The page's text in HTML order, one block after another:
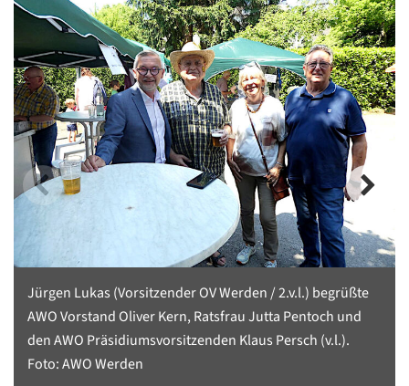
Jürgen Lukas (Vorsitzender OV Werden / 2.v.l.) begrüßte
AWO Vorstand Oliver Kern, Ratsfrau Jutta Pentoch und
den AWO Präsidiumsvorsitzenden Klaus Persch (v.l.).
Foto: AWO Werden